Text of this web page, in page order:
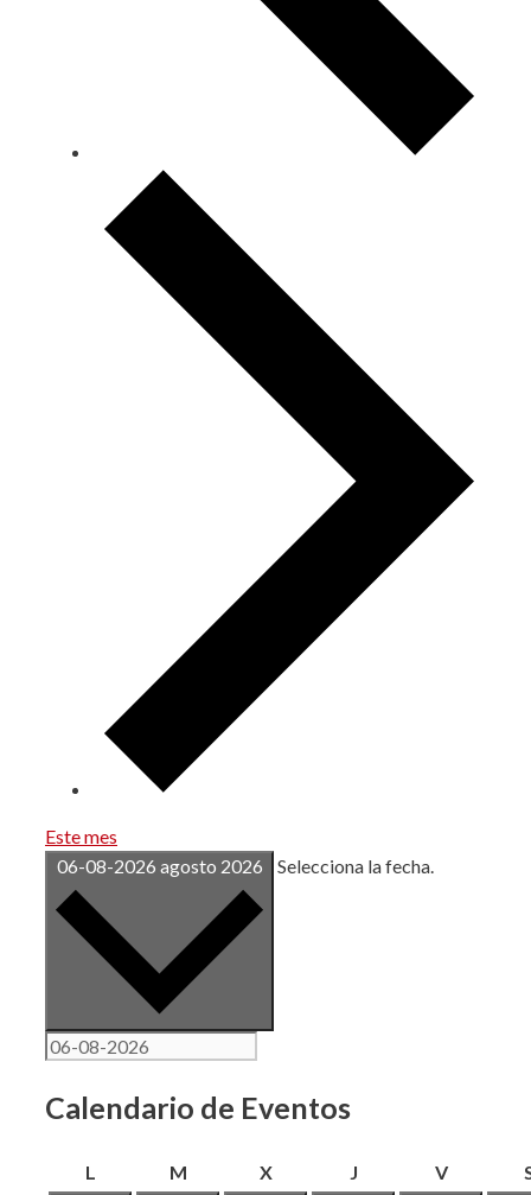
Este mes
06-08-2026 agosto 2026 Selecciona la fecha.
Calendario de Eventos
L Mmartes XmiércolesJjueves Vviernes